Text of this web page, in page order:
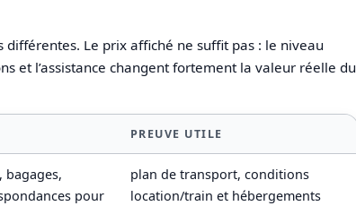
Le prix affiché ne suffit pas : le niveau
et l’assistance changent fortement la valeur réelle du
PREUVE UTILE
pour
plan de transport, conditions
location/train et hébergements